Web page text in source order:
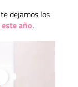
dejamos los
año.